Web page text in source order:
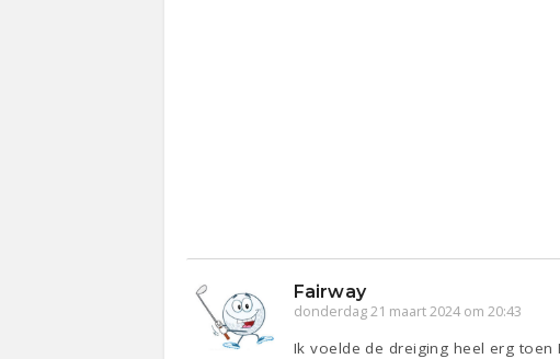
Fairway
donderdag 21 maart 2024 om 20:43
Ik voelde de dreiging heel erg toen